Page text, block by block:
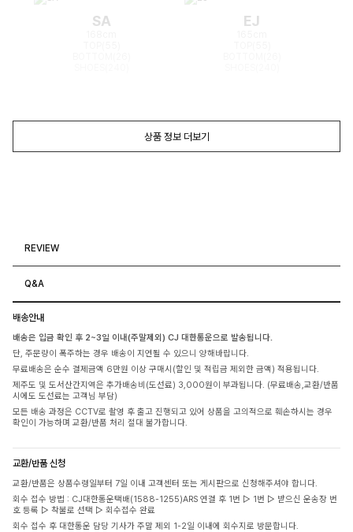
SA EJ
상품 정보 더보기
REVIEW
Q&A
배송안내
배송은 입금 확인 후 2~3일 이내(주말제외) CJ 대한통운으로 발송됩니다.
단, 주문량이 폭주하는 경우 배송이 지연될 수 있으니 양해바랍니다.
무료배송은 순수 결제금액 6만원 이상 구매시(할인 및 적립금 제외한 금액) 적용됩니다.
제주도 및 도서산간지역은 추가배송비(도선료) 3,000원이 부과됩니다. (무료배송,교환/반품
시에도 도선료는 고객님 부담)
모든 배송 과정은 CCTV로 촬영 후 출고 진행되고 있어 상품을 고의적으로 훼손하시는 경우
확인이 가능하며 교환/반품 처리 절대 불가합니다.
교환/반품 신청
교환/반품은 상품수령일부터 7일 이내 고객센터 또는 게시판으로 신청해주셔야 합니다.
회수 접수 방법 : CJ대한통운택배(1588-1255)ARS 연결 후 1번 ▷ 1번 ▷ 받으신 운송장 번
호 등록 ▷ 착불로 선택 ▷ 회수접수 완료
회수 접수 후 대한통운 담당 기사가 주말 제외 1-2일 이내에 회수지로 방문합니다.